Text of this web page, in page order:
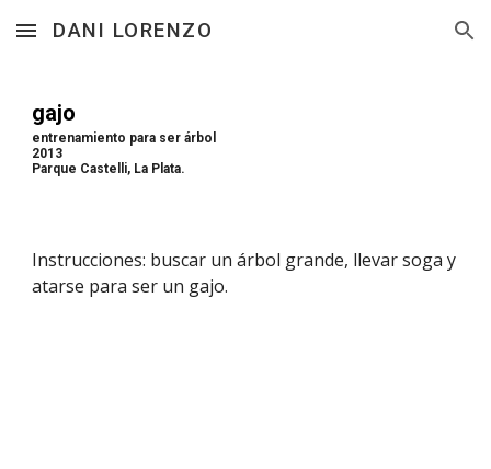
Skip to main content Skip to navigation
DANI LORENZO
gajo
entrenamiento para ser árbol
2013
Parque Castelli, La Plata.
Instrucciones: buscar un árbol grande, llevar soga y
atarse para ser un gajo.